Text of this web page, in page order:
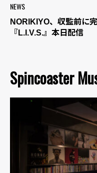
NEWS
NORIKIYO、収監前に
『L.I.V.S.』本日配信
Spincoaster